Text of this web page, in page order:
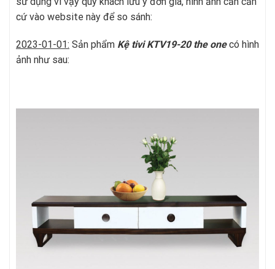
cứ vào website này để so sánh:
2023-01-01: Sản phẩm Kệ tivi KTV19-20the onecó hình
ảnh như sau: